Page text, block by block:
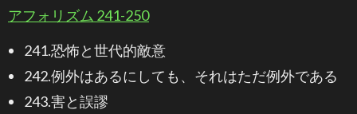
アフォリズム 241-250
241.恐怖と世代的敵意
242.例外はあるにしても、それはただ例外である
243.害と誤謬